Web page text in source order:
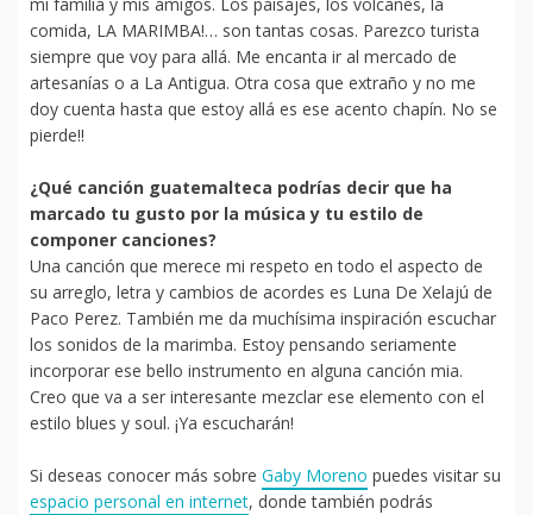
comida, LA MARIMBA!… son tantas cosas. Parezco turista
siempre que voy para allá. Me encanta ir al mercado de
artesanías o a La Antigua. Otra cosa que extraño y no me
doy cuenta hasta que estoy allá es ese acento chapín. No se
pierde!!
¿Qué canción guatemalteca podrías decir que ha
marcado tu gusto por la música y tu estilo de
componer canciones?
Una canción que merece mi respeto en todo el aspecto de
su arreglo, letra y cambios de acordes es Luna De Xelajú de
Paco Perez. También me da muchísima inspiración escuchar
los sonidos de la marimba. Estoy pensando seriamente
incorporar ese bello instrumento en alguna canción mia.
Creo que va a ser interesante mezclar ese elemento con el
estilo blues y soul. ¡Ya escucharán!
Si deseas conocer más sobre Gaby Moreno puedes visitar su
espacio personal en internet, donde también podrás